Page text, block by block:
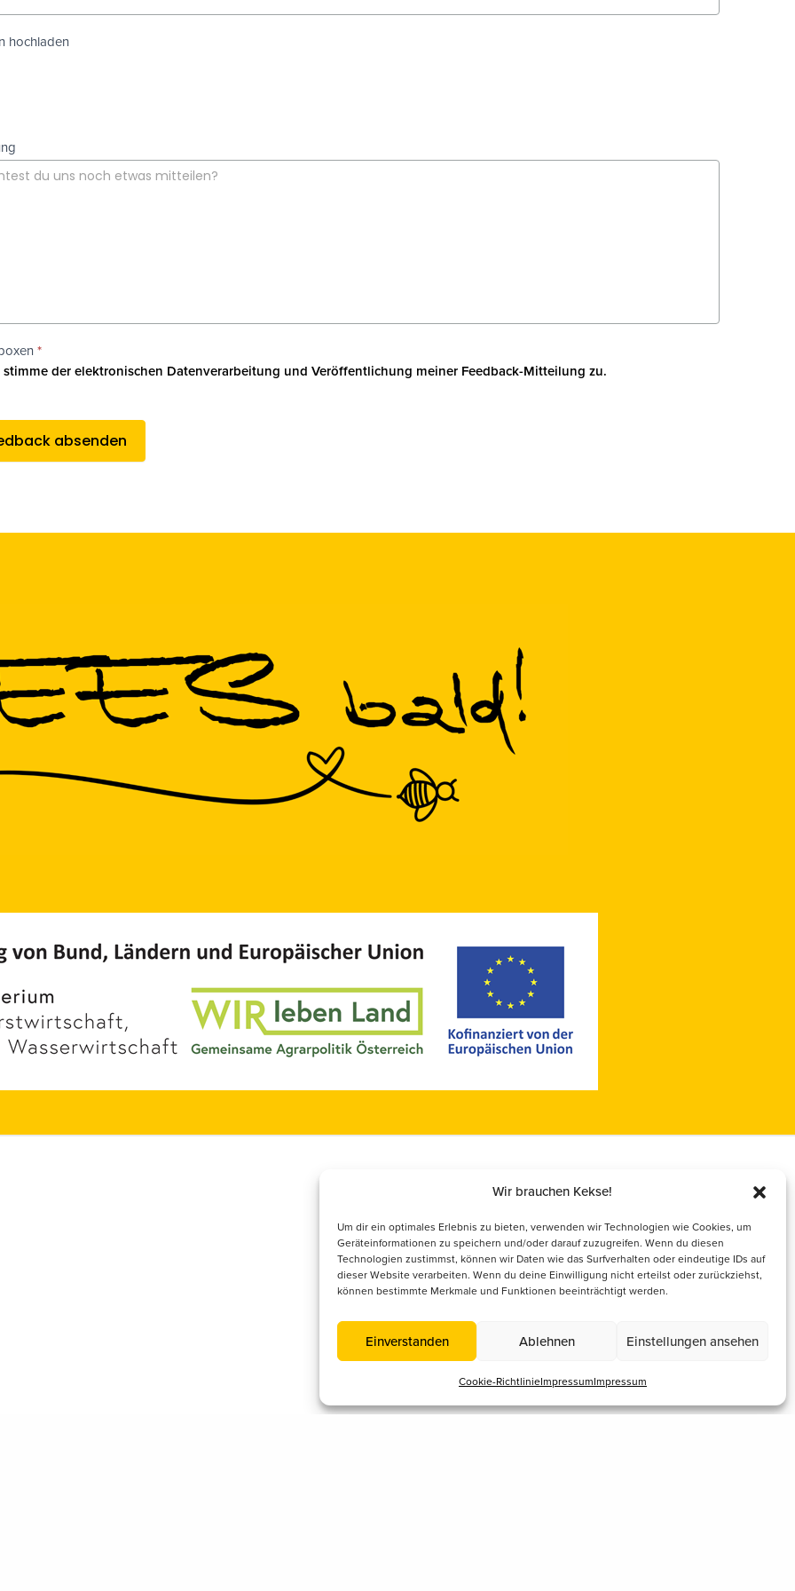
Wir brauchen Kekse!
Um dir ein optimales Erlebnis zu bieten, verwenden wir Technologien wie Cookies, um
Geräteinformationen zu speichern und/oder darauf zuzugreifen. Wenn du diesen
Technologien zustimmst, können wir Daten wie das Surfverhalten oder eindeutige IDs auf
dieser Website verarbeiten. Wenn du deine Einwilligung nicht erteilst oder zurückziehst,
können bestimmte Merkmale und Funktionen beeinträchtigt werden.
Einverstanden Ablehnen Einstellungen ansehen
Cookie-RichtlinieImpressumImpressum
hochladen
*
der elektronischen Datenverarbeitung und Veröffentlichung meiner Feedback-Mitteilung zu.
absenden
Kontakt/Anfrage
Supported by
Deutscher Berufs- und
Erwerbsimkerbund (DBIB)
www.berufsimker.de
Österreichischer Imkerbund (ÖIB)